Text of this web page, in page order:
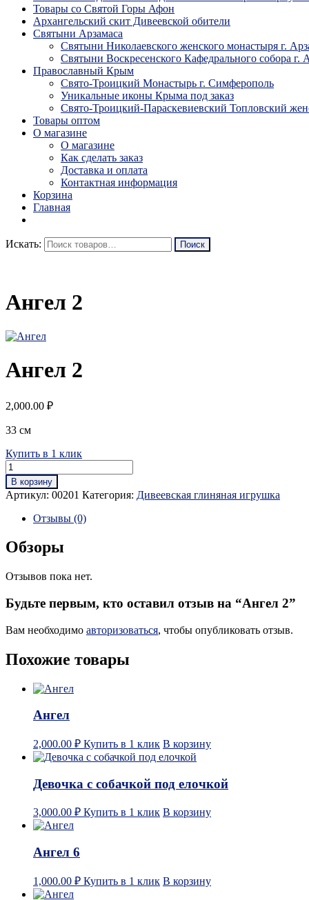
Товары со Святой Горы Афон
Архангельский скит Дивеевской обители
Святыни Арзамаса
Святыни Николаевского женского монастыря г.
Святыни Воскресенского Кафедрального собора г.
Православный Крым
Свято-Троицкий Монастырь г. Симферополь
Уникальные иконы Крыма под заказ
Свято-Троицкий-Параскевиевский Топловский
Товары оптом
О магазине
О магазине
Как сделать заказ
Доставка и оплата
Контактная информация
Корзина
Главная
Искать:
Ангел 2
Ангел 2
2,000.00 ₽
33 см
Купить в 1 клик
В корзину
Артикул: 00201 Категория: Дивеевская глиняная игрушка
Отзывы (0)
Обзоры
Отзывов пока нет.
Будьте первым, кто оставил отзыв на “Ангел 2”
Вам необходимо авторизоваться, чтобы опубликовать отзыв.
Похожие товары
Ангел
2,000.00 ₽ Купить в 1 клик В корзину
Девочка с собачкой под елочкой
3,000.00 ₽ Купить в 1 клик В корзину
Ангел 6
1,000.00 ₽ Купить в 1 клик В корзину